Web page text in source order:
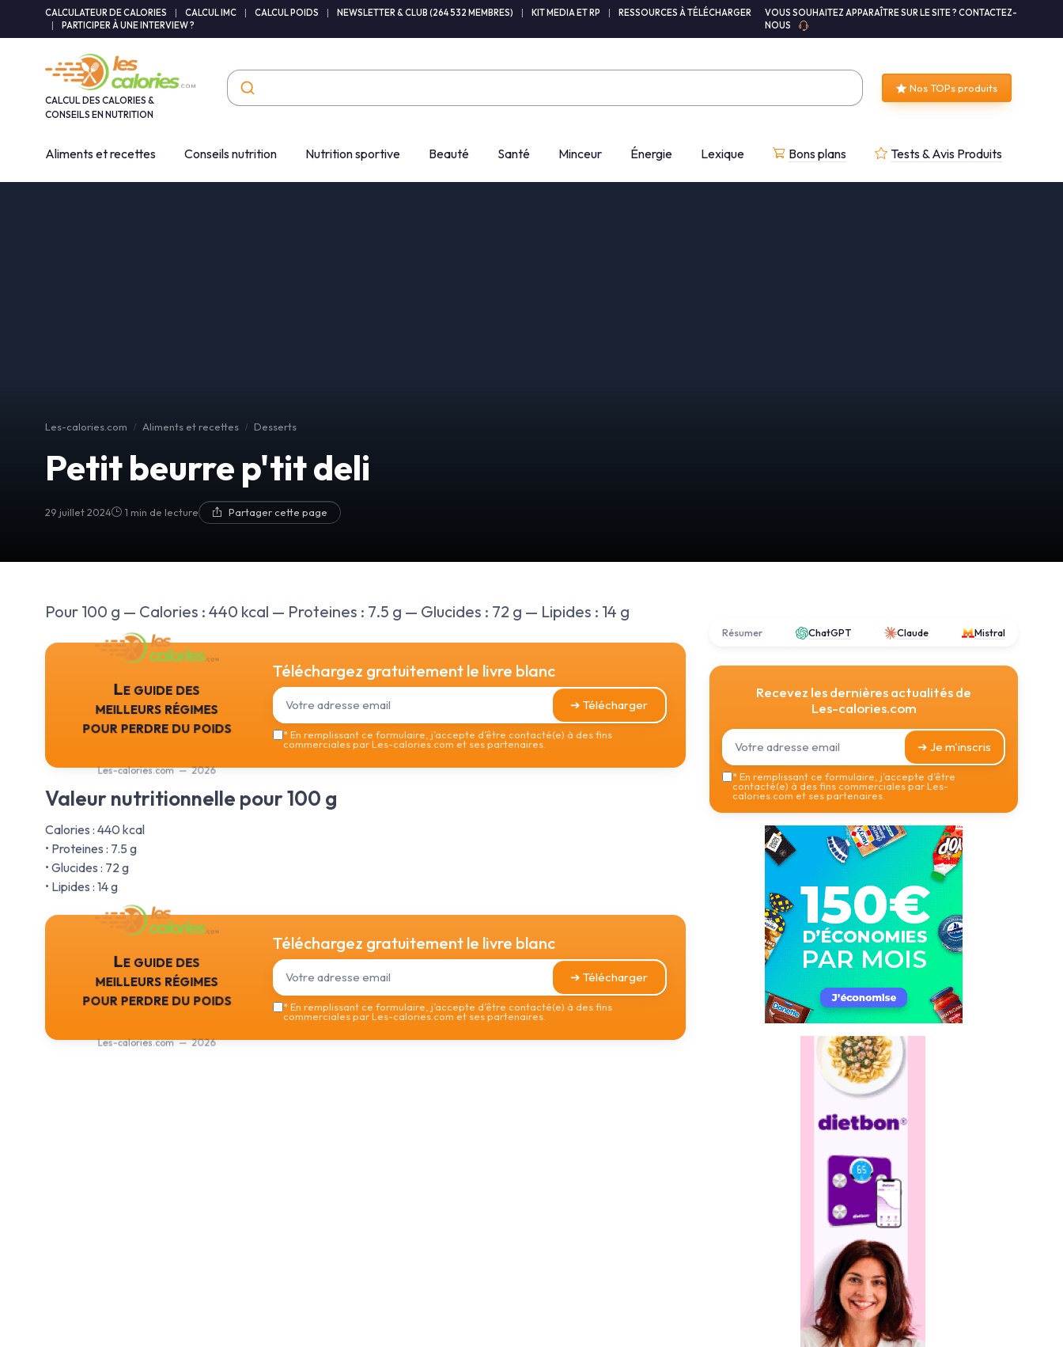
CALCULATEUR DE CALORIES CALCUL IMC CALCUL POIDS NEWSLETTER & CLUB (264 532 MEMBRES) KIT MEDIA ET RP
RESSOURCES À TÉLÉCHARGER
PARTICIPER À UNE INTERVIEW ?
VOUS SOUHAITEZ APPARAÎTRE SUR LE SITE ? CONTACTEZ-
NOUS
CALCUL DES CALORIES &
CONSEILS EN NUTRITION
Nos TOPs produits
Aliments et recettes Conseils nutrition Nutrition sportive Beauté Santé Minceur Énergie Lexique Bons plans Tests & Avis Produits
Les-calories.com Aliments et recettes Desserts
Petit beurre p'tit deli
29 juillet 2024 1 min de lecture Partager cette page
Pour 100 g — Calories : 440 kcal — Proteines : 7.5 g — Glucides : 72 g — Lipides : 14 g
Le guide des
meilleurs régimes
pour perdre du poids
Les-calories.com — 2026
Téléchargez gratuitement le livre blanc
➔ Télécharger
*En remplissant ce formulaire, j’accepte d’être contacté(e) à des fins
commerciales par Les-calories.com et ses partenaires.
Valeur nutritionnelle pour 100 g
Calories : 440 kcal
• Proteines : 7.5 g
• Glucides : 72 g
• Lipides : 14 g
Le guide des
meilleurs régimes
pour perdre du poids
Les-calories.com — 2026
Téléchargez gratuitement le livre blanc
➔ Télécharger
*En remplissant ce formulaire, j’accepte d’être contacté(e) à des fins
commerciales par Les-calories.com et ses partenaires.
Résumer ChatGPT Claude Mistral
Recevez les dernières actualités de
Les-calories.com
➔ Je m'inscris
*En remplissant ce formulaire, j’accepte d’être
contacté(e) à des fins commerciales par Les-
calories.com et ses partenaires.
Panneau de gestion des cookies